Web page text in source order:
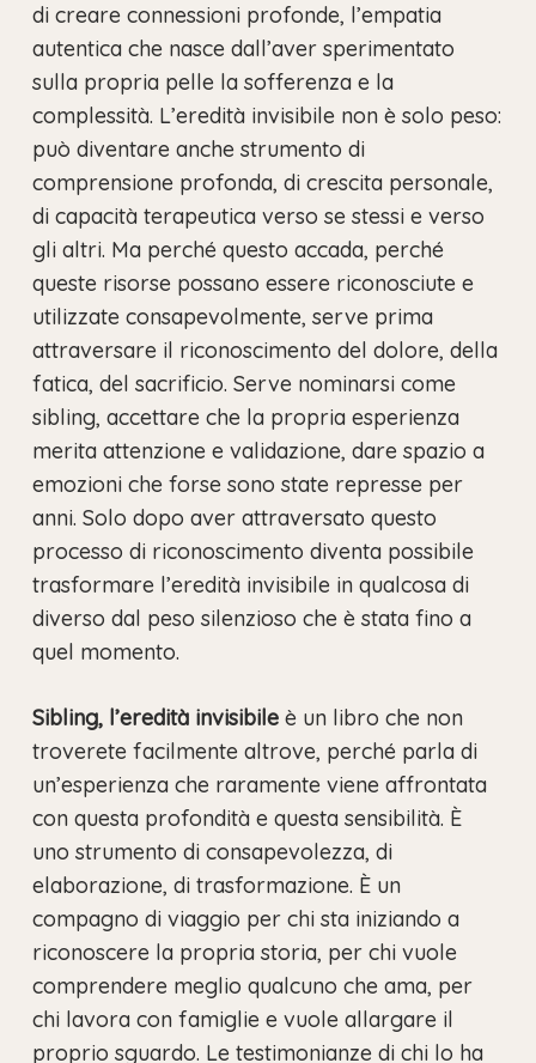
di creare connessioni profonde, l’empatia
autentica che nasce dall’aver sperimentato
sulla propria pelle la sofferenza e la
complessità. L’eredità invisibile non è solo peso:
può diventare anche strumento di
comprensione profonda, di crescita personale,
di capacità terapeutica verso se stessi e verso
gli altri. Ma perché questo accada, perché
queste risorse possano essere riconosciute e
utilizzate consapevolmente, serve prima
attraversare il riconoscimento del dolore, della
fatica, del sacrificio. Serve nominarsi come
sibling, accettare che la propria esperienza
merita attenzione e validazione, dare spazio a
emozioni che forse sono state represse per
anni. Solo dopo aver attraversato questo
processo di riconoscimento diventa possibile
trasformare l’eredità invisibile in qualcosa di
diverso dal peso silenzioso che è stata fino a
quel momento.
Sibling, l’eredità invisibileè un libro che non
troverete facilmente altrove, perché parla di
un’esperienza che raramente viene affrontata
con questa profondità e questa sensibilità. È
uno strumento di consapevolezza, di
elaborazione, di trasformazione. È un
compagno di viaggio per chi sta iniziando a
riconoscere la propria storia, per chi vuole
comprendere meglio qualcuno che ama, per
chi lavora con famiglie e vuole allargare il
proprio sguardo. Le testimonianze di chi lo ha